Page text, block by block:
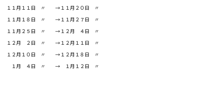
１１月１１日 〃
１１月１８日 〃
１１月２５日 〃
１２月 ２日 〃
１２月１０日 〃
１月 ４日 〃
→１１月２０日 〃
→１１月２７日 〃
→１２月 ４日 〃
→１２月１１日 〃
→１２月１８日 〃
→ １月１２日 〃